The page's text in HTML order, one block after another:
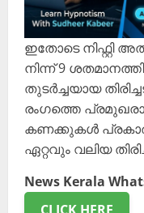
ഇതോടെ നിഫ്റ്റി
നിന്ന് 9
തുടര്‍ച്ചയായ
രംഗത്തെ
കണക്കുകള്‍
ഏറ്റവും വലിയ
News Kerala